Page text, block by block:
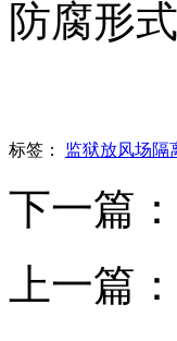
防腐形
标签： 监狱放风场隔
下一篇：
上一篇：